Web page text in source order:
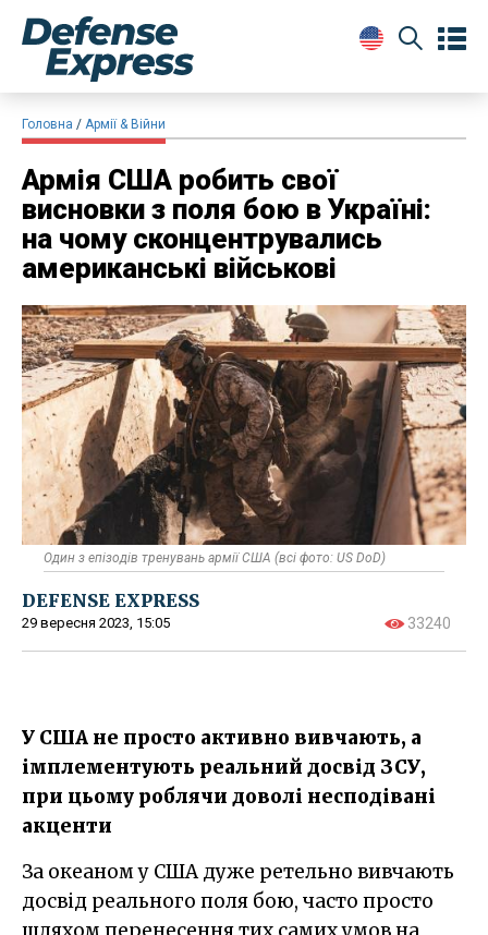
Головна Армії & Війни
Армія США робить свої
висновки з поля бою в Україні:
на чому сконцентрувались
американські військові
Один з епізодів тренувань армії США (всі фото: US DoD)
DEFENSE EXPRESS
29 вересня 2023, 15:05 33240
У США не просто активно вивчають, а
імплементують реальний досвід ЗСУ,
при цьому роблячи доволі несподівані
акценти
За океаном у США дуже ретельно вивчають
досвід реального поля бою, часто просто